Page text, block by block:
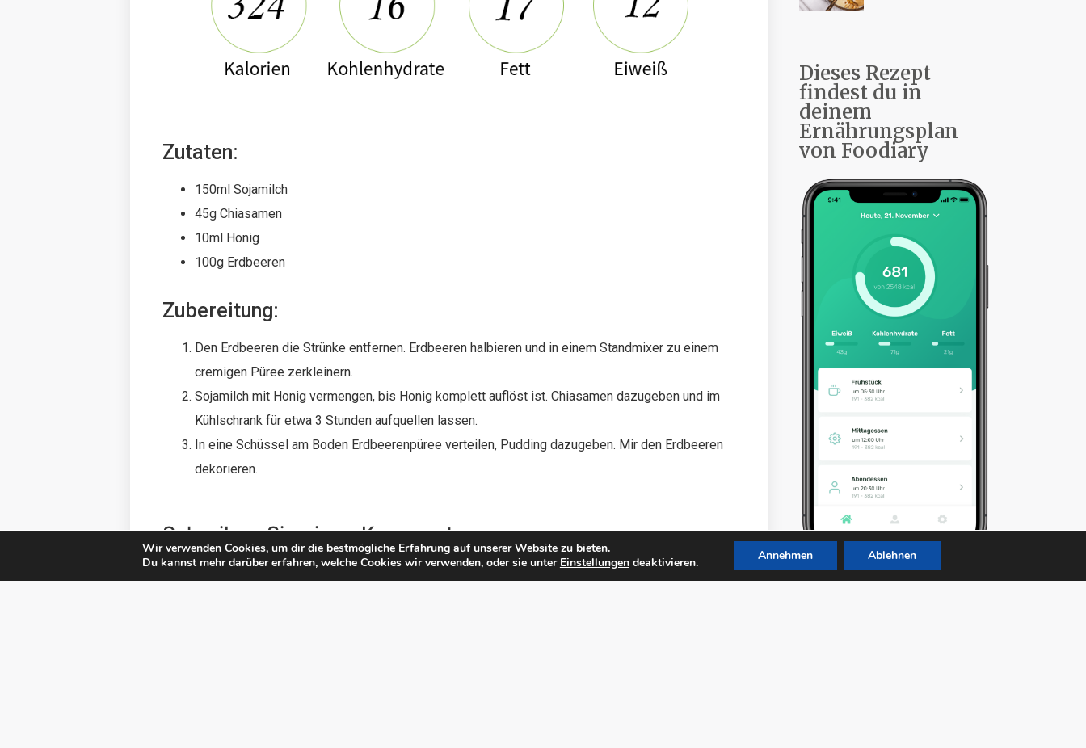
Zutaten:
150ml Sojamilch
45g Chiasamen
10ml Honig
100g Erdbeeren
Zubereitung:
Den Erdbeeren die Strünke entfernen. Erdbeeren halbieren und in einem Standmixer zu einem
cremigen Püree zerkleinern.
Sojamilch mit Honig vermengen, bis Honig komplett auflöst ist. Chiasamen dazugeben und im
Kühlschrank für etwa 3 Stunden aufquellen lassen.
In eine Schüssel am Boden Erdbeerenpüree verteilen, Pudding dazugeben. Mir den Erdbeeren
dekorieren.
Schreiben Sie einen Kommentar
Ihre E-Mail-Adresse wird nicht veröffentlicht. Erforderliche Felder sind mit*markiert
Dieses Rezept
findest du in
deinem
Ernährungsplan
von Foodiary
zu Foodiary
Wir verwenden Cookies, um dir die bestmögliche Erfahrung auf unserer Website zu bieten.
Du kannst mehr darüber erfahren, welche Cookies wir verwenden, oder sie unter Einstellungendeaktivieren. Annehmen Ablehnen